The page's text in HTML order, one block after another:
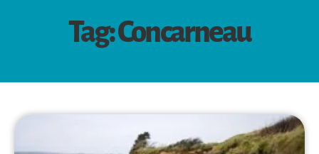
Tag: Concarneau